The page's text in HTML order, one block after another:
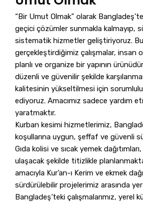
“Bir Umut Olmak” olarak
geçici çözümler sunmakla kalmayıp,
sistematik hizmetler geliştiriyoruz.
gerçekleştirdiğimiz çalışmalar, insan
planlı ve organize bir yapının
düzenli ve güvenilir şekilde
kalitesinin yükseltilmesi için
ediyoruz. Amacımız sadece yardım
yaratmaktır.
Kurban kesimi hizmetlerimiz,
koşullarına uygun, şeffaf ve güvenli
Gıda kolisi ve sıcak yemek
ulaşacak şekilde titizlikle
amacıyla Kur’an-ı Kerim ve ekmek
sürdürülebilir projelerimiz arasında yer
Bangladeş’teki çalışmalarımız, yerel